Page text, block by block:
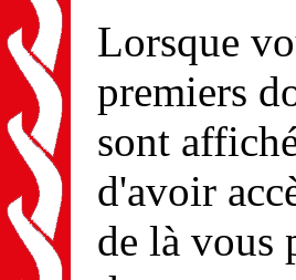
Lorsque
premiers
sont
d'avoir
de là vous